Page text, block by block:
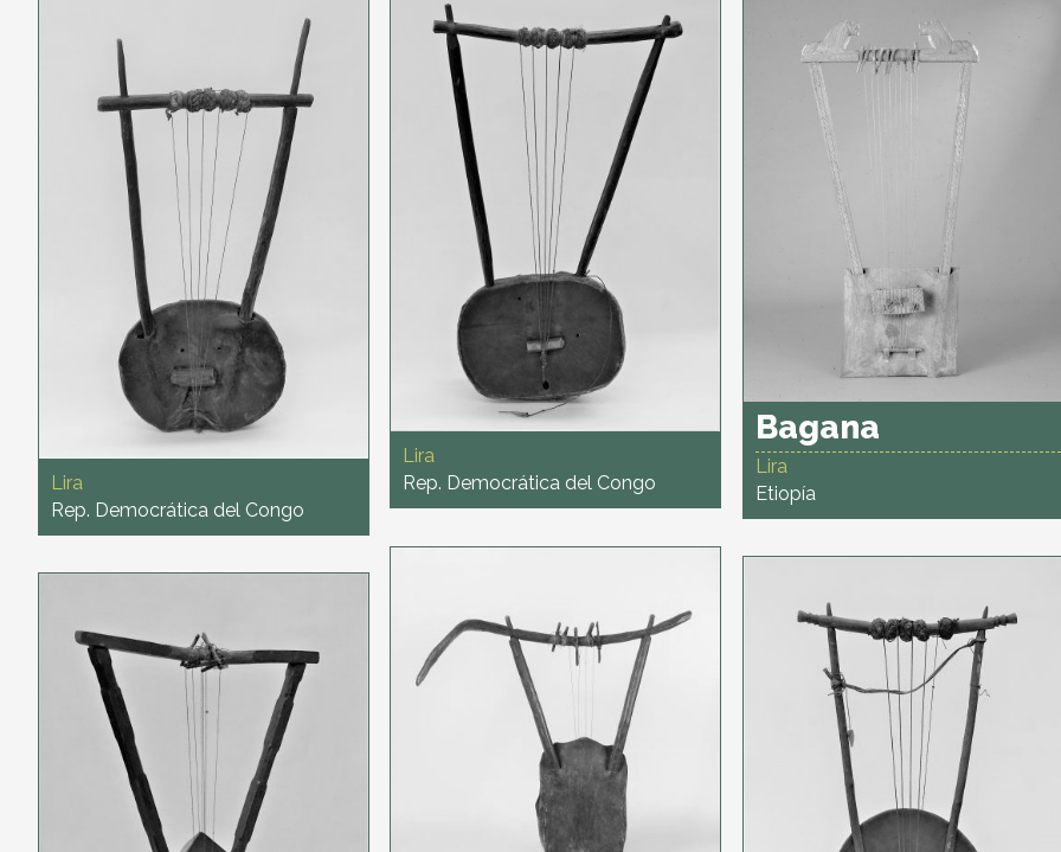
Lira
Rep. Democrática del Congo
Lira
Rep. Democrática del Congo
Bagana
Lira
Etiopía